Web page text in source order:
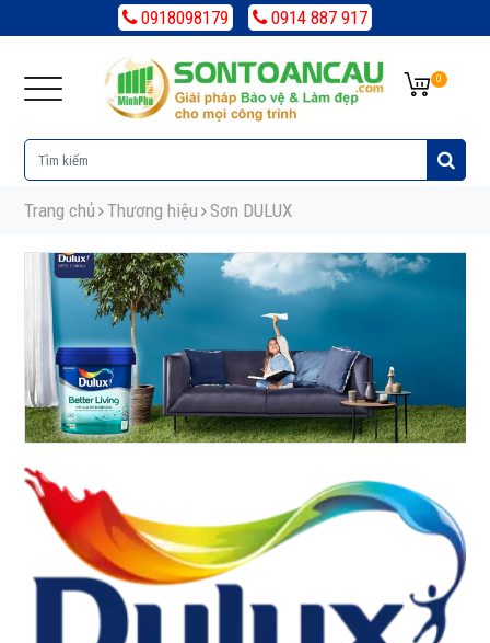
0918098179 0914 887 917
0
Trang chủ Thương hiệu Sơn DULUX